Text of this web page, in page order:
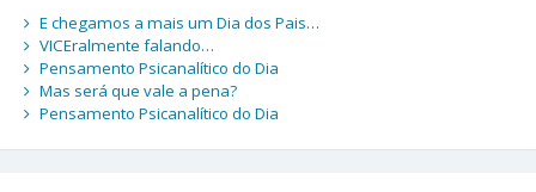
E chegamos a mais um Dia dos Pais…
VICEralmente falando…
Pensamento Psicanalítico do Dia
Mas será que vale a pena?
Pensamento Psicanalítico do Dia